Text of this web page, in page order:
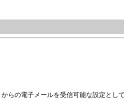
の電子メールを受信可能な設定として